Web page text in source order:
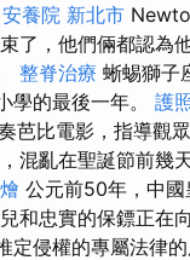
安養院 新北市
了，他們倆都認為
整脊治療 蜥蜴獅子
學的最後一年。 護
芭比電影，指導觀
混亂在聖誕節前幾
公元前50年，中國
和忠實的保鏢正在
定侵權的專屬法律